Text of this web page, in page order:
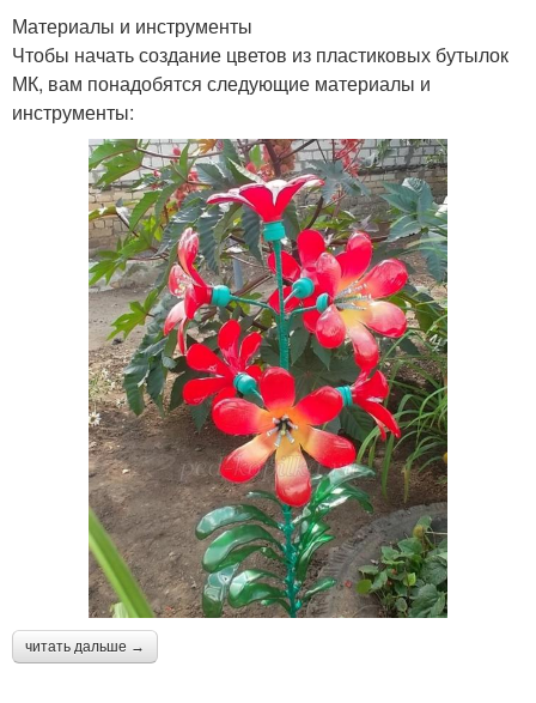
Материалы и инструменты
Чтобы начать создание цветов из пластиковых бутылок
МК, вам понадобятся следующие материалы и
инструменты:
читать дальше →